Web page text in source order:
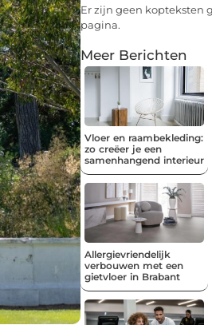
Er zijn geen kopteksten
pagina.
Meer Berichten
Vloer en raambekleding:
zo creëer je een
samenhangend interieur
Allergievriendelijk
verbouwen met een
gietvloer in Brabant